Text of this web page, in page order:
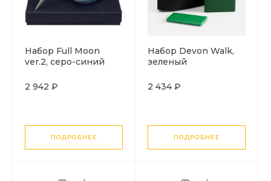
Набор Full Moon
ver.2, серо-синий
2 942 ₽
ПОДРОБНЕЕ
Набор Devon Walk,
зеленый
2 434 ₽
ПОДРОБНЕЕ